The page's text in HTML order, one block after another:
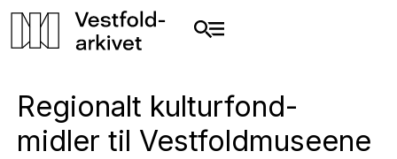
Regionalt kulturfond-
midler til Vestfoldmuseene